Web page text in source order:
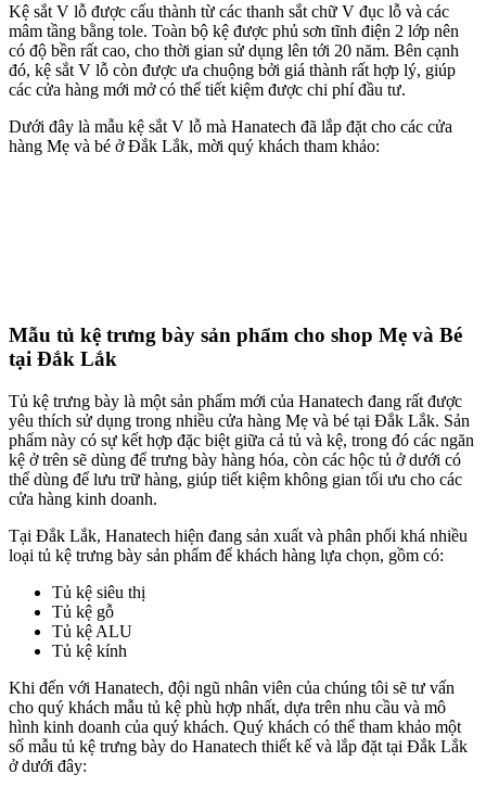
Kệ sắt V lỗ được cấu thành từ các thanh sắt chữ V đục lỗ và các
mâm tầng bằng tole. Toàn bộ kệ được phủ sơn tĩnh điện 2 lớp nên
có độ bền rất cao, cho thời gian sử dụng lên tới 20 năm. Bên cạnh
đó, kệ sắt V lỗ còn được ưa chuộng bởi giá thành rất hợp lý, giúp
các cửa hàng mới mở có thể tiết kiệm được chi phí đầu tư.
Dưới đây là mẫu kệ sắt V lỗ mà Hanatech đã lắp đặt cho các cửa
hàng Mẹ và bé ở Đắk Lắk, mời quý khách tham khảo:
Mẫu tủ kệ trưng bày sản phẩm cho shop Mẹ và Bé
tại Đắk Lắk
Tủ kệ trưng bày là một sản phẩm mới của Hanatech đang rất được
yêu thích sử dụng trong nhiều cửa hàng Mẹ và bé tại Đắk Lắk. Sản
phẩm này có sự kết hợp đặc biệt giữa cả tủ và kệ, trong đó các ngăn
kệ ở trên sẽ dùng để trưng bày hàng hóa, còn các hộc tủ ở dưới có
thể dùng để lưu trữ hàng, giúp tiết kiệm không gian tối ưu cho các
cửa hàng kinh doanh.
Tại Đắk Lắk, Hanatech hiện đang sản xuất và phân phối khá nhiều
loại tủ kệ trưng bày sản phẩm để khách hàng lựa chọn, gồm có:
Tủ kệ siêu thị
Tủ kệ gỗ
Tủ kệ ALU
Tủ kệ kính
Khi đến với Hanatech, đội ngũ nhân viên của chúng tôi sẽ tư vấn
cho quý khách mẫu tủ kệ phù hợp nhất, dựa trên nhu cầu và mô
hình kinh doanh của quý khách. Quý khách có thể tham khảo một
số mẫu tủ kệ trưng bày do Hanatech thiết kế và lắp đặt tại Đắk Lắk
ở dưới đây: